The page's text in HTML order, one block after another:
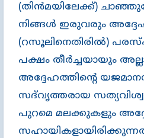
(തിന്‍മയിലേക്ക്‌)
നിങ്ങള്‍ ഇരുവരും
(റസൂലിനെതിരില്‍)
പക്ഷം തീര്‍ച്ചയായും
അദ്ദേഹത്തിന്‍റെ
സദ്‌വൃത്തരായ
പുറമെ മലക്കുകളും